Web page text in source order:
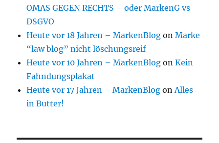
OMAS GEGEN RECHTS – oder MarkenG vs
DSGVO
Heute vor 18 Jahren – MarkenBlog onMarke
“law blog” nicht löschungsreif
Heute vor 10 Jahren – MarkenBlog onKein
Fahndungsplakat
Heute vor 17 Jahren – MarkenBlog onAlles
in Butter!